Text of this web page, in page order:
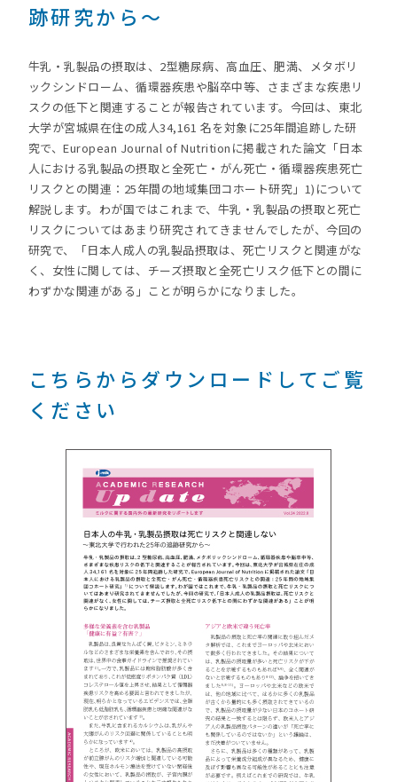
跡研究から～
牛乳・乳製品の摂取は、2型糖尿病、高血圧、肥満、メタボリ
ックシンドローム、循環器疾患や脳卒中等、さまざまな疾患リ
スクの低下と関連することが報告されています。今回は、東北
大学が宮城県在住の成人34,161 名を対象に25年間追跡した研
究で、European Journal of Nutritionに掲載された論文「日本
人における乳製品の摂取と全死亡・がん死亡・循環器疾患死亡
リスクとの関連：25年間の地域集団コホート研究」1)について
解説します。わが国ではこれまで、牛乳・乳製品の摂取と死亡
リスクについてはあまり研究されてきませんでしたが、今回の
研究で、「日本人成人の乳製品摂取は、死亡リスクと関連がな
く、女性に関しては、チーズ摂取と全死亡リスク低下との間に
わずかな関連がある」ことが明らかになりました。
こちらからダウンロードしてご覧
ください